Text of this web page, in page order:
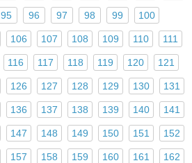
95 96 97 98 99 100
106 107 108 109 110 111
116 117 118 119 120 121
126 127 128 129 130 131
136 137 138 139 140 141
147 148 149 150 151 152
157 158 159 160 161 162